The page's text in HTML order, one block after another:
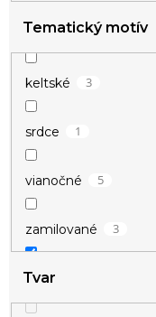
Tematický motív
keltské 3
srdce 1
vianočné 5
zamilované 3
zvieracie
Tvar